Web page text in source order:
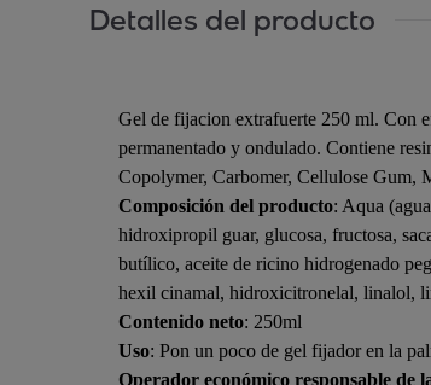
Detalles del producto
Gel de fijacion extrafuerte 250 ml. Con
permanentado y ondulado. Contiene
Copolymer, Carbomer, Cellulose Gum,
Composición del producto: Aqua
hidroxipropil guar, glucosa, fructosa,
butílico, aceite de ricino hidrogenado
hexil cinamal, hidroxicitronelal, linalol,
Contenido neto: 250ml
Uso: Pon un poco de gel fijador en la
Operador económico responsable de